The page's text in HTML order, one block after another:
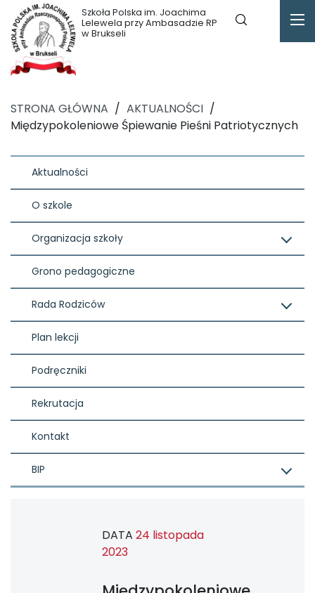
Szkoła Polska im. Joachima
Lelewela przy Ambasadzie RP
w Brukseli
STRONA GŁÓWNA / AKTUALNOŚCI /
Międzypokoleniowe Śpiewanie Pieśni Patriotycznych
Aktualności
O szkole
Organizacja szkoły
Grono pedagogiczne
Rada Rodziców
Plan lekcji
Podręczniki
Rekrutacja
Kontakt
BIP
DATA 24 listopada
2023